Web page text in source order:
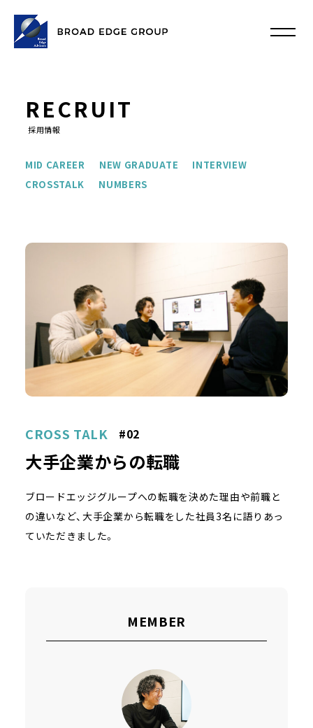
RECRUIT
採用情報
MID CAREER NEW GRADUATE
INTERVIEW
CROSSTALK
NUMBERS
CROSS TALK #02
大手企業からの転職
ブロードエッジグループへの転職を決めた理由や前職と
の違いなど、大手企業から転職をした社員3名に語りあっ
ていただきました。
MEMBER